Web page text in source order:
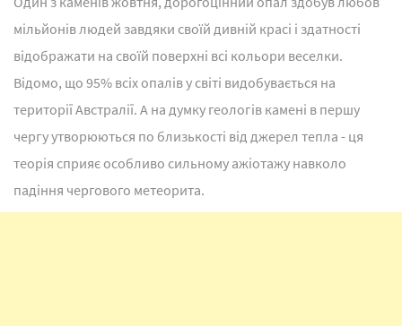
мільйонів людей завдяки своїй дивній красі і здатності
відображати на своїй поверхні всі кольори веселки.
Відомо, що 95% всіх опалів у світі видобувається на
території Австралії. А на думку геологів камені в першу
чергу утворюються по близькості від джерел тепла - ця
теорія сприяє особливо сильному ажіотажу навколо
падіння чергового метеорита.